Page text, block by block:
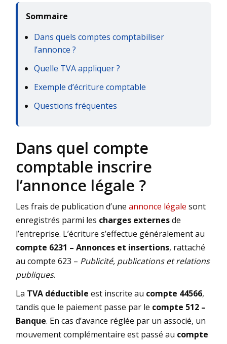
Sommaire
Dans quels comptes comptabiliser
l’annonce ?
Quelle TVA appliquer ?
Exemple d’écriture comptable
Questions fréquentes
Dans quel compte
comptable inscrire
l’annonce légale ?
Les frais de publication d’une annonce légale sont
enregistrés parmi les charges externesde
l’entreprise. L’écriture s’effectue généralement au
compte 6231 – Annonces et insertions, rattaché
au compte 623 – Publicité, publications et relations
publiques.
La TVA déductible est inscrite au compte 44566,
tandis que le paiement passe par le compte 512 –
Banque. En cas d’avance réglée par un associé, un
mouvement complémentaire est passé au compte